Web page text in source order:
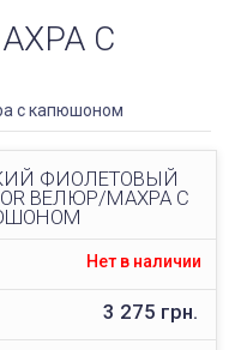
С
с капюшоном
ФИОЛЕТОВЫЙ
ВЕЛЮР/МАХРА С
Нет в наличии
3 275 грн.